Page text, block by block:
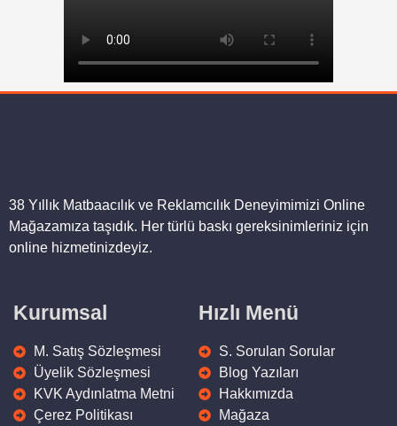
DTF Tekstil Baskı
38 Yıllık Matbaacılık ve Reklamcılık Deneyimimizi Online
Mağazamıza taşıdık. Her türlü baskı gereksinimleriniz için
online hizmetinizdeyiz.
Kurumsal
M. Satış Sözleşmesi
Üyelik Sözleşmesi
KVK Aydınlatma Metni
Çerez Politikası
Hızlı Menü
S. Sorulan Sorular
Blog Yazıları
Hakkımızda
Mağaza